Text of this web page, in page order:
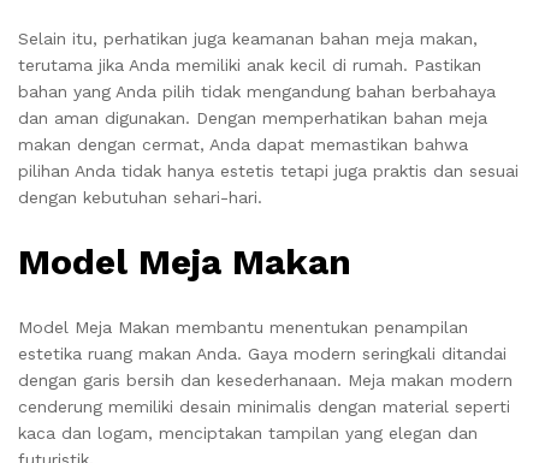
Selain itu, perhatikan juga keamanan bahan meja makan,
terutama jika Anda memiliki anak kecil di rumah. Pastikan
bahan yang Anda pilih tidak mengandung bahan berbahaya
dan aman digunakan. Dengan memperhatikan bahan meja
makan dengan cermat, Anda dapat memastikan bahwa
pilihan Anda tidak hanya estetis tetapi juga praktis dan sesuai
dengan kebutuhan sehari-hari.
Model Meja Makan
Model Meja Makan membantu menentukan penampilan
estetika ruang makan Anda. Gaya modern seringkali ditandai
dengan garis bersih dan kesederhanaan. Meja makan modern
cenderung memiliki desain minimalis dengan material seperti
kaca dan logam, menciptakan tampilan yang elegan dan
futuristik.